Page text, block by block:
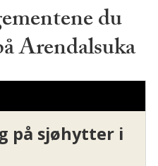
du
Arendalsuka
på sjøhytter i